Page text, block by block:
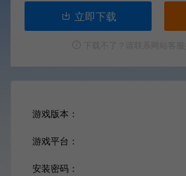
立即下载
游戏版本：
游戏平台：
安装密码：